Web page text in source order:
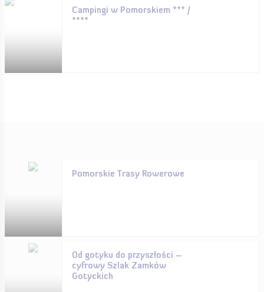
Campingi w Pomorskiem *** /
****
Pomorskie Trasy Rowerowe
Od gotyku do przyszłości –
cyfrowy Szlak Zamków
Gotyckich